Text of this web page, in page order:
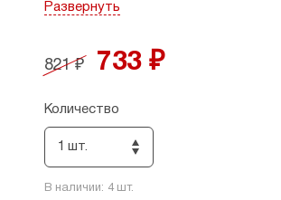
Размеры: 11 х 13 см, толщина - 2 см.
Развернуть
821 ₽ 733 ₽
Количество
1 шт.
В наличии: 4шт.